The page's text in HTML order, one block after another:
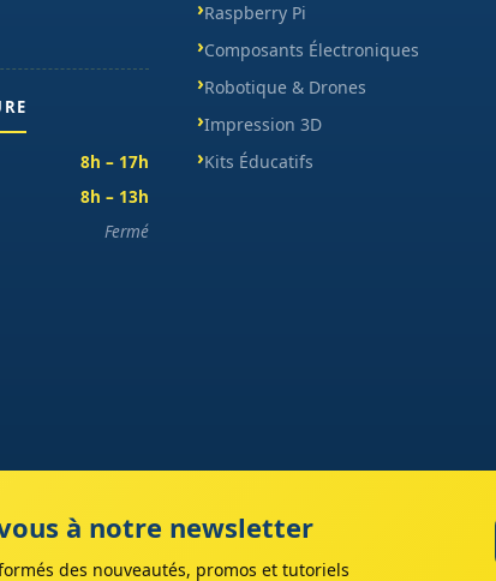
8h – 17h
8h – 13h
Fermé
Raspberry Pi
Composants Électroniques
Robotique & Drones
Impression 3D
Kits Éducatifs
à notre newsletter
des nouveautés, promos et tutoriels